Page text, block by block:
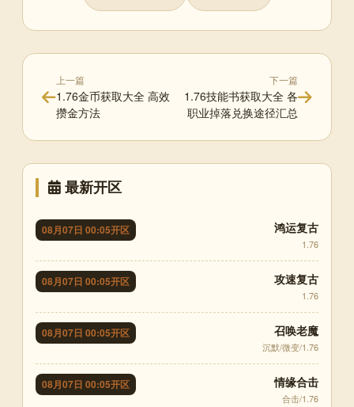
上一篇
1.76金币获取大全 高效
攒金方法
下一篇
1.76技能书获取大全 各
职业掉落兑换途径汇总
最新开区
08月07日 00:05开区 鸿运复古
1.76
08月07日 00:05开区 攻速复古
1.76
08月07日 00:05开区 召唤老魔
沉默/微变/1.76
08月07日 00:05开区 情缘合击
合击/1.76